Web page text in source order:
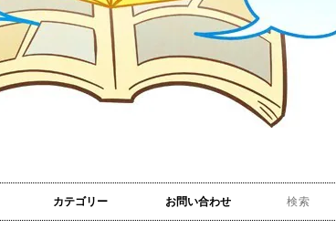
カテゴリー お問い合わせ